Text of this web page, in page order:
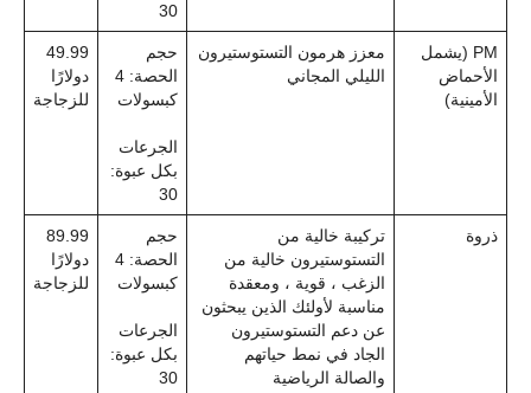
30
PM (يشمل
الأحماض
الأمينية)
معزز هرمون التستوستيرون
الليلي المجاني
حجم
الحصة: 4
كبسولات
الجرعات
بكل عبوة:
30
49.99
دولارًا
للزجاجة
ذروة
تركيبة خالية من
التستوستيرون خالية من
الزغب ، قوية ، ومعقدة
مناسبة لأولئك الذين يبحثون
عن دعم التستوستيرون
الجاد في نمط حياتهم
والصالة الرياضية
حجم
الحصة: 4
كبسولات
الجرعات
بكل عبوة:
30
89.99
دولارًا
للزجاجة